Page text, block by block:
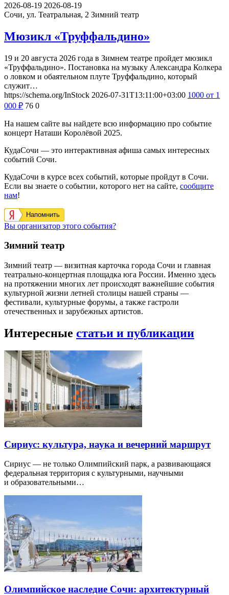
2026-08-19 2026-08-19
Сочи, ул. Театральная, 2 Зимний театр
Мюзикл «Труффальдино»
19 и 20 августа 2026 года в Зимнем театре пройдет мюзикл
«Труффальдино». Постановка на музыку Александра Колкера
о ловком и обаятельном плуте Труффальдино, который
служит…
https://schema.org/InStock 2026-07-31T13:11:00+03:00 1000 от 1
000 ₽ 76 0
На нашем сайте вы найдете всю информацию про событие
концерт Наташи Королёвой 2025.
КудаСочи — это интерактивная афиша самых интересных
событий Сочи.
КудаСочи в курсе всех событий, которые пройдут в Сочи.
Если вы знаете о событии, которого нет на сайте, сообщите
нам!
Напомнить
Вы организатор этого события?
Зимний театр
Зимний театр — визитная карточка города Сочи и главная
театрально-концертная площадка юга России. Именно здесь
на протяжении многих лет происходят важнейшие события
культурной жизни летней столицы нашей страны —
фестивали, культурные форумы, а также гастроли
отечественных и зарубежных артистов.
Интересные статьи и публикации
Сириус: культура, наука и вечерний маршрут
Сириус — не только Олимпийский парк, а развивающаяся
федеральная территория с культурными, научными
и образовательными…
Олимпийское наследие Сочи: архитектурный